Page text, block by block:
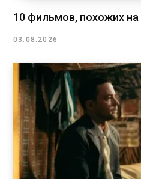
10 фильмов, похожих на
03.08.2026